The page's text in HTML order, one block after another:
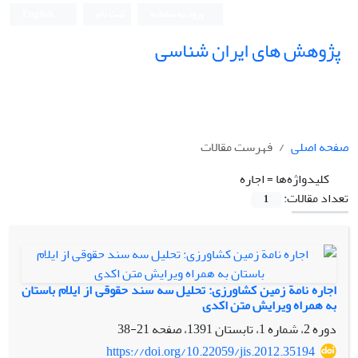
پژوهش های ایران شناسی
صفحه اصلی
فهرست مقالات
کلیدواژه‌ها =اجاره
تعداد مقالات:
1
اجاره نامة زمین کشاورزی: تحلیل سه سند حقوقی از ایلام باستان
به همراه ویرایش متن اکدی
دوره 2، شماره 1، تابستان 1391، صفحه
21-38
https://doi.org/10.22059/jis.2012.35194